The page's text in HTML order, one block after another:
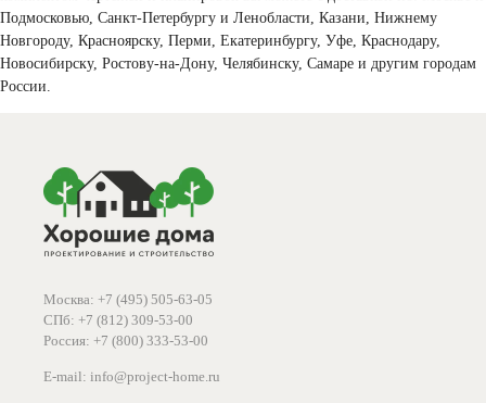
Подмосковью, Санкт-Петербургу и Ленобласти, Казани, Нижнему
Новгороду, Красноярску, Перми, Екатеринбургу, Уфе, Краснодару,
Новосибирску, Ростову-на-Дону, Челябинску, Самаре и другим городам
России.
Москва: +7 (495) 505-63-05
СПб: +7 (812) 309-53-00
Россия: +7 (800) 333-53-00
E-mail: info@project-home.ru